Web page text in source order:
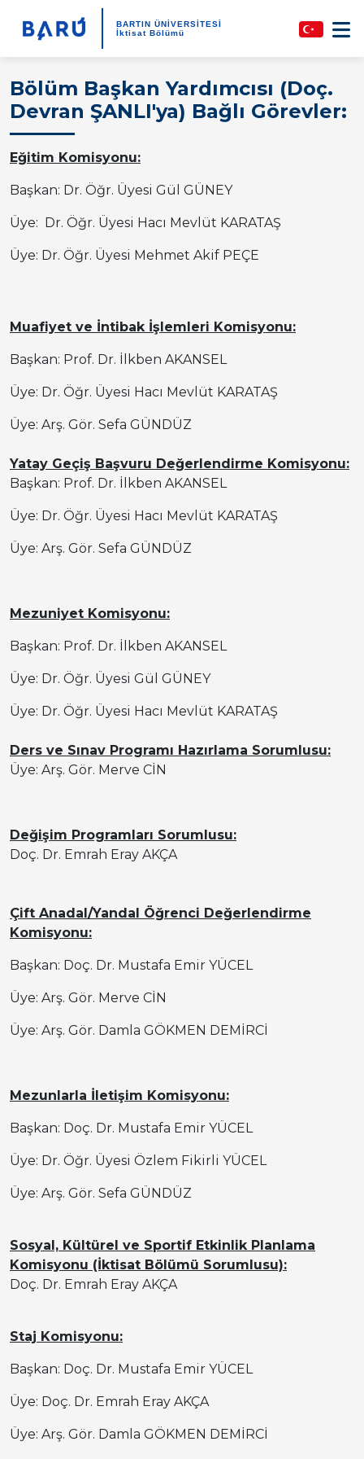
BARTIN ÜNİVERSİTESİ
İktisat Bölümü
Bölüm Başkan Yardımcısı (Doç.
Devran ŞANLI'ya) Bağlı Görevler:
Eğitim Komisyonu:
Başkan: Dr. Öğr. Üyesi Gül GÜNEY
Üye: Dr. Öğr. Üyesi Hacı Mevlüt KARATAŞ
Üye: Dr. Öğr. Üyesi Mehmet Akif PEÇE
Muafiyet ve İntibak İşlemleri Komisyonu:
Başkan: Prof. Dr. İlkben AKANSEL
Üye: Dr. Öğr. Üyesi Hacı Mevlüt KARATAŞ
Üye: Arş. Gör. Sefa GÜNDÜZ
Yatay Geçiş Başvuru Değerlendirme Komisyonu:
Başkan: Prof. Dr. İlkben AKANSEL
Üye: Dr. Öğr. Üyesi Hacı Mevlüt KARATAŞ
Üye: Arş. Gör. Sefa GÜNDÜZ
Mezuniyet Komisyonu:
Başkan: Prof. Dr. İlkben AKANSEL
Üye: Dr. Öğr. Üyesi Gül GÜNEY
Üye: Dr. Öğr. Üyesi Hacı Mevlüt KARATAŞ
Ders ve Sınav Programı Hazırlama Sorumlusu:
Üye: Arş. Gör. Merve CİN
Değişim Programları Sorumlusu:
Doç. Dr. Emrah Eray AKÇA
Çift Anadal/Yandal Öğrenci Değerlendirme
Komisyonu:
Başkan: Doç. Dr. Mustafa Emir YÜCEL
Üye: Arş. Gör. Merve CİN
Üye: Arş. Gör. Damla GÖKMEN DEMİRCİ
Mezunlarla İletişim Komisyonu:
Başkan: Doç. Dr. Mustafa Emir YÜCEL
Üye: Dr. Öğr. Üyesi Özlem Fikirli YÜCEL
Üye: Arş. Gör. Sefa GÜNDÜZ
Sosyal, Kültürel ve Sportif Etkinlik Planlama
Komisyonu (İktisat Bölümü Sorumlusu):
Doç. Dr. Emrah Eray AKÇA
Staj Komisyonu:
Başkan: Doç. Dr. Mustafa Emir YÜCEL
Üye: Doç. Dr. Emrah Eray AKÇA
Üye: Arş. Gör. Damla GÖKMEN DEMİRCİ